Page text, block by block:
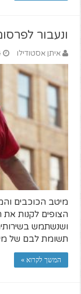
ונעבור
איתן אסטודילו 4
מיטב הכוכבים
הצופים לקנות את
ושנשתמש
תשומת לבם של
המשך לקרוא »